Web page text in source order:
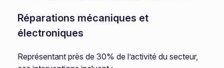
Réparations mécaniques et
électroniques
Représentant près de 30% de l’activité du secteur,